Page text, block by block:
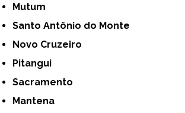
Mutum
Santo Antônio do Monte
Novo Cruzeiro
Pitangui
Sacramento
Mantena